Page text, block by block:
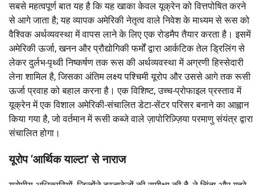
सबसे महत्वपूर्ण बात यह है कि यह खाका केवल यूक्रेन को वित्तपोषित करने
से आगे जाता है; यह व्यापक अमेरिकी नेतृत्व वाले निवेश के माध्यम से रूस को
वैश्विक अर्थव्यवस्था में वापस लाने के लिए एक रोडमैप तैयार करता है। इसमें
अमेरिकी ऊर्जा, खनन और प्रौद्योगिकी फर्मों द्वारा आर्कटिक तेल ड्रिलिंग से
लेकर दुर्लभ-पृथ्वी निष्कर्षण तक रूस की अर्थव्यवस्था में अग्रणी हिस्सेदारी
लेना शामिल है, जिसका अंतिम लक्ष्य पश्चिमी यूरोप और उससे आगे तक रूसी
ऊर्जा प्रवाह को बहाल करना है। एक विशिष्ट, उच्च-प्रोफाइल प्रस्ताव में
यूक्रेन में एक विशाल अमेरिकी-संचालित डेटा-सेंटर परिसर बनाने का आह्वान
किया गया है, जो वर्तमान में रूसी कब्जे वाले ज़ापोरिज़्ज़िया परमाणु संयंत्र द्वारा
संचालित होगा।
यूरोप ‘आर्थिक याल्टा’ से नाराज